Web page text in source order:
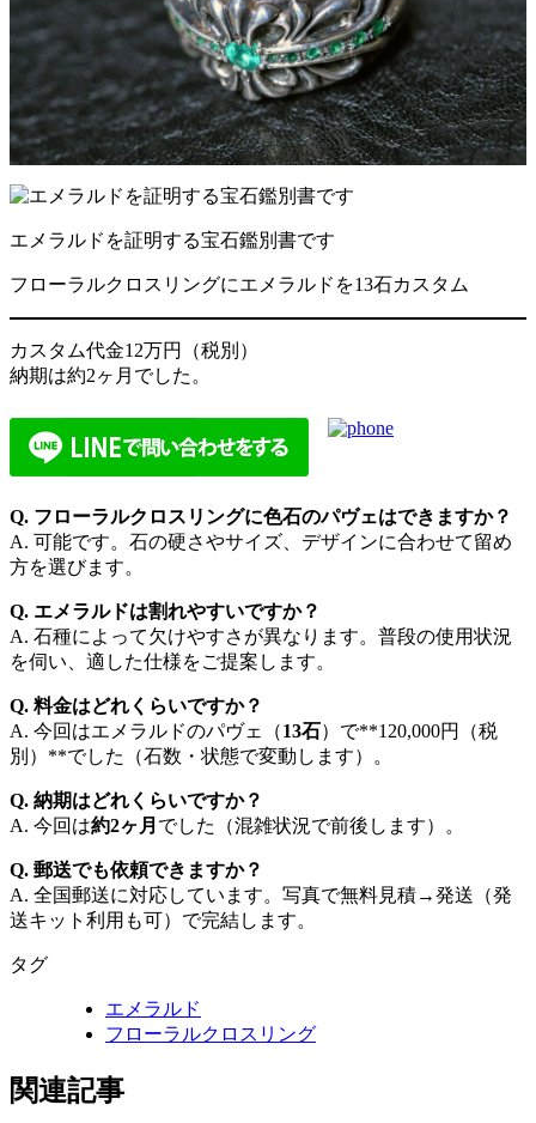
エメラルドを証明する宝石鑑別書です
フローラルクロスリングにエメラルドを13石カスタム
カスタム代金12万円（税別）
納期は約2ヶ月でした。
Q. フローラルクロスリングに色石のパヴェはできますか？
A. 可能です。石の硬さやサイズ、デザインに合わせて留め
方を選びます。
Q. エメラルドは割れやすいですか？
A. 石種によって欠けやすさが異なります。普段の使用状況
を伺い、適した仕様をご提案します。
Q. 料金はどれくらいですか？
A. 今回はエメラルドのパヴェ（13石）で**120,000円（税
別）**でした（石数・状態で変動します）。
Q. 納期はどれくらいですか？
A. 今回は約2ヶ月 でした（混雑状況で前後します）。
Q. 郵送でも依頼できますか？
A. 全国郵送に対応しています。写真で無料見積→発送（発
送キット利用も可）で完結します。
タグ
エメラルド
フローラルクロスリング
関連記事